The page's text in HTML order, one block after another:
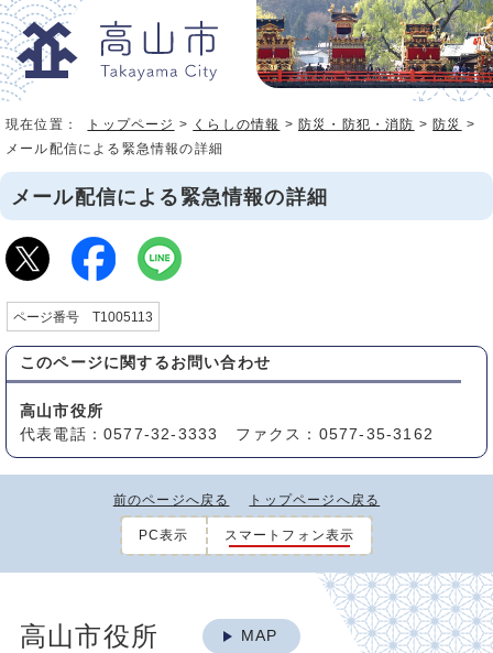
現在位置： トップページ > くらしの情報 > 防災・防犯・消防 > 防災 >
メール配信による緊急情報の詳細
メール配信による緊急情報の詳細
ページ番号 T1005113
このページに関する お問い合わせ
高山市役所
代表電話：0577-32-3333 ファクス：0577-35-3162
前のページへ戻る トップページへ戻る
PC表示 スマートフォン表示
高山市役所 MAP